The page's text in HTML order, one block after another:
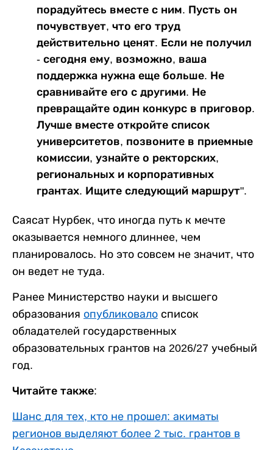
порадуйтесь вместе с ним. Пусть он
почувствует, что его труд
действительно ценят. Если не получил
- сегодня ему, возможно, ваша
поддержка нужна еще больше. Не
сравнивайте его с другими. Не
превращайте один конкурс в приговор.
Лучше вместе откройте список
университетов, позвоните в приемные
комиссии, узнайте о ректорских,
региональных и корпоративных
грантах. Ищите следующий маршрут".
Саясат Нурбек, что иногда путь к мечте
оказывается немного длиннее, чем
планировалось. Но это совсем не значит, что
он ведет не туда.
Ранее Министерство науки и высшего
образования опубликовало список
обладателей государственных
образовательных грантов на 2026/27 учебный
год.
Читайте также:
Шанс для тех, кто не прошел: акиматы
регионов выделяют более 2 тыс. грантов в